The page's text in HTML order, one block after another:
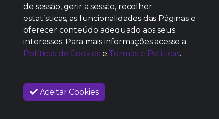
SEM REPUTAÇÃO
DEFINIDA
de sessão, gerir a sessão, recolher
estatísticas, as funcionalidades das Páginas e
oferecer conteúdo adequado aos seus
interesses. Para mais informações acesse a
Políticas de Cookies e Termos e Políticas.
Aceitar Cookies